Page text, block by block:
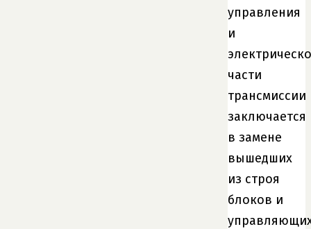
управления
и
части
трансмиссии
заключается
в замене
вышедших
из строя
блоков и